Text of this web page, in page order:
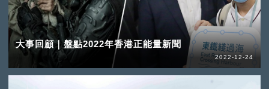
大事回顧｜盤點2022年香港正能量新聞
2022-12-24